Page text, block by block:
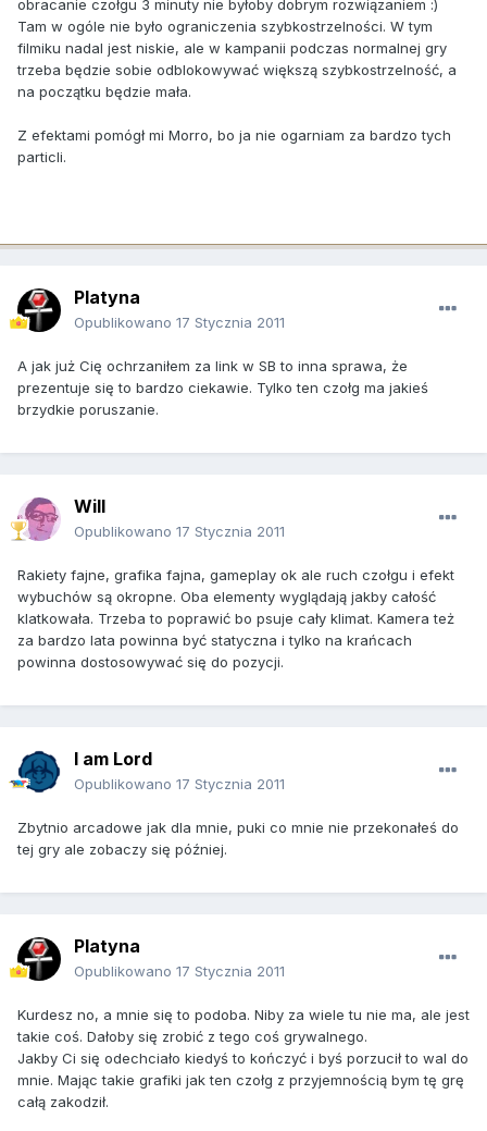
obracanie czołgu 3 minuty nie byłoby dobrym rozwiązaniem :)
Tam w ogóle nie było ograniczenia szybkostrzelności. W tym
filmiku nadal jest niskie, ale w kampanii podczas normalnej gry
trzeba będzie sobie odblokowywać większą szybkostrzelność, a
na początku będzie mała.
Z efektami pomógł mi Morro, bo ja nie ogarniam za bardzo tych
particli.
Platyna
Opublikowano 17 Stycznia 2011
A jak już Cię ochrzaniłem za link w SB to inna sprawa, że
prezentuje się to bardzo ciekawie. Tylko ten czołg ma jakieś
brzydkie poruszanie.
Will
Opublikowano 17 Stycznia 2011
Rakiety fajne, grafika fajna, gameplay ok ale ruch czołgu i efekt
wybuchów są okropne. Oba elementy wyglądają jakby całość
klatkowała. Trzeba to poprawić bo psuje cały klimat. Kamera też
za bardzo lata powinna być statyczna i tylko na krańcach
powinna dostosowywać się do pozycji.
I am Lord
Opublikowano 17 Stycznia 2011
Zbytnio arcadowe jak dla mnie, puki co mnie nie przekonałeś do
tej gry ale zobaczy się później.
Platyna
Opublikowano 17 Stycznia 2011
Kurdesz no, a mnie się to podoba. Niby za wiele tu nie ma, ale jest
takie coś. Dałoby się zrobić z tego coś grywalnego.
Jakby Ci się odechciało kiedyś to kończyć i byś porzucił to wal do
mnie. Mając takie grafiki jak ten czołg z przyjemnością bym tę grę
całą zakodził.